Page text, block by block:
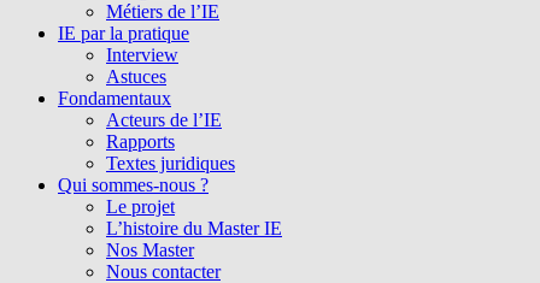
Métiers de l’IE
IE par la pratique
Interview
Astuces
Fondamentaux
Acteurs de l’IE
Rapports
Textes juridiques
Qui sommes-nous ?
Le projet
L’histoire du Master IE
Nos Master
Nous contacter